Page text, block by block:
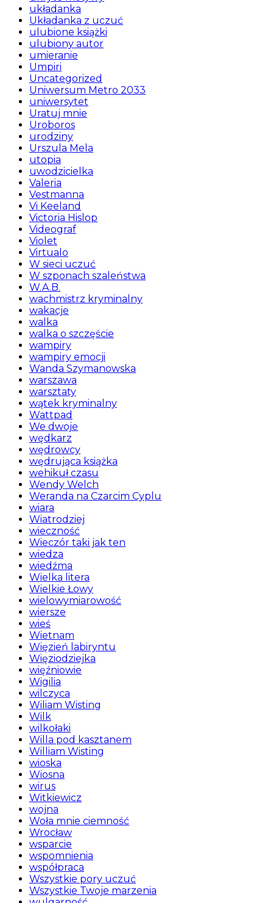
układanka
Układanka z uczuć
ulubione książki
ulubiony autor
umieranie
Umpiri
Uncategorized
Uniwersum Metro 2033
uniwersytet
Uratuj mnie
Uroboros
urodziny
Urszula Mela
utopia
uwodzicielka
Valeria
Vestmanna
Vi Keeland
Victoria Hislop
Videograf
Violet
Virtualo
W sieci uczuć
W szponach szaleństwa
W.A.B.
wachmistrz kryminalny
wakacje
walka
walka o szczęście
wampiry
wampiry emocji
Wanda Szymanowska
warszawa
warsztaty
wątek kryminalny
Wattpad
We dwoje
wędkarz
wędrowcy
wędrująca książka
wehikuł czasu
Wendy Welch
Weranda na Czarcim Cyplu
wiara
Wiatrodziej
wieczność
Wieczór taki jak ten
wiedza
wiedźma
Wielka litera
Wielkie Łowy
wielowymiarowość
wiersze
wieś
Wietnam
Więzień labiryntu
Więziodziejka
więźniowie
Wigilia
wilczyca
Wiliam Wisting
Wilk
wilkołaki
Willa pod kasztanem
William Wisting
wioska
Wiosna
wirus
Witkiewicz
wojna
Woła mnie ciemność
Wrocław
wsparcie
wspomnienia
współpraca
Wszystkie pory uczuć
Wszystkie Twoje marzenia